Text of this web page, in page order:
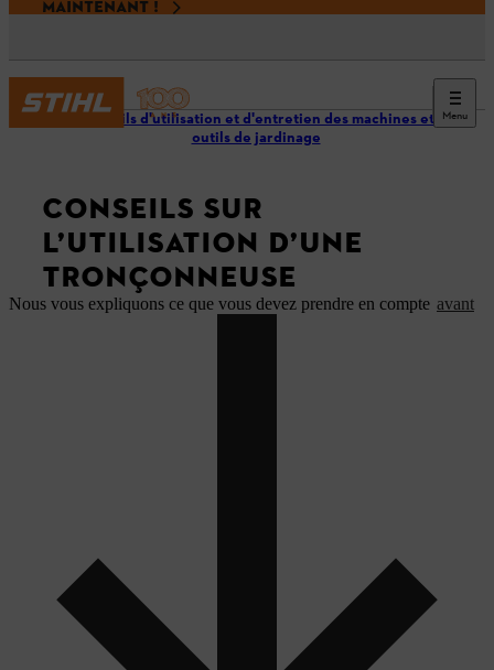
MAINTENANT !
Menu
Conseils d'utilisation et d'entretien des machines et
outils de jardinage
CONSEILS SUR
L’UTILISATION D’UNE
TRONÇONNEUSE
Nous vous expliquons ce que vous devez prendre en compte avant